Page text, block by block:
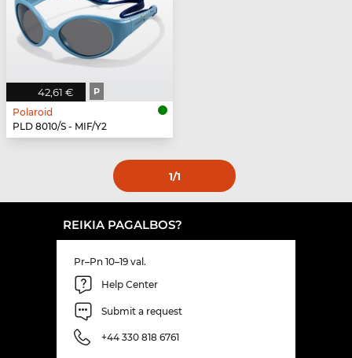
42,61 € P
Polaroid
PLD 8010/S - MIF/Y2
1/1
REIKIA PAGALBOS?
Pr–Pn 10–19 val.
Help Center
Submit a request
+44 330 818 6761